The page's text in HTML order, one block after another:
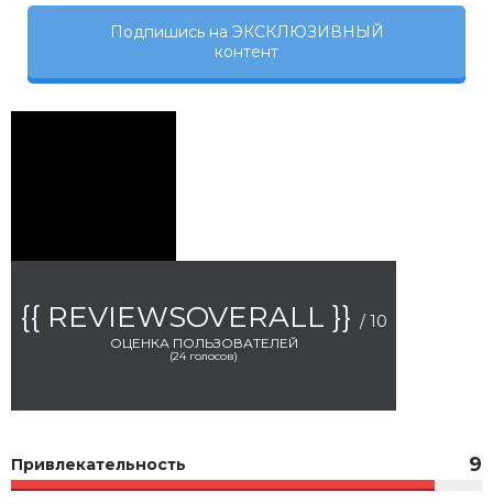
Подпишись на ЭКСКЛЮЗИВНЫЙ
контент
{{ REVIEWSOVERALL }} / 10
ОЦЕНКА ПОЛЬЗОВАТЕЛЕЙ
(24голосов)
Привлекательность 9